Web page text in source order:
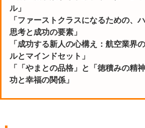
ル」
「ファーストクラスになるための、
思考と成功の要素」
「成功する新人の心構え：航空業界
ルとマインドセット」
「「やまとの品格」と「徳積みの精
功と幸福の関係」